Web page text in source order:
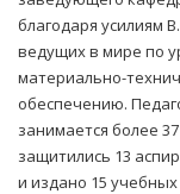
благодаря усилиям
ведущих в мире по
материально-
обеспечению.
занимается более
защитились 13
и издано 15